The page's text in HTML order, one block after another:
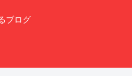
ブログ